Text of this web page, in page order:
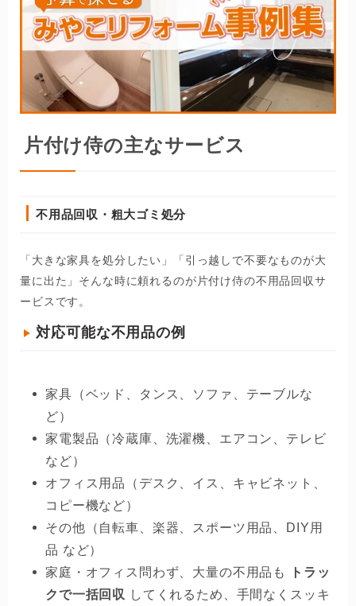
片付け侍の主なサービス
不用品回収・粗大ゴミ処分
「大きな家具を処分したい」「引っ越しで不要なものが大
量に出た」そんな時に頼れるのが片付け侍の不用品回収サ
ービスです。
対応可能な不用品の例
家具（ベッド、タンス、ソファ、テーブルな
ど）
家電製品（冷蔵庫、洗濯機、エアコン、テレビ
など）
オフィス用品（デスク、イス、キャビネット、
コピー機など）
その他（自転車、楽器、スポーツ用品、DIY用
品 など）
家庭・オフィス問わず、大量の不用品も
トラッ
クで一括回収
してくれるため、手間なくスッキ